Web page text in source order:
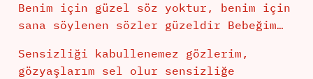
Benim için güzel söz yoktur, benim için
sana söylenen sözler güzeldir Bebeğim…
Sensizliği kabullenemez gözlerim,
gözyaşlarım sel olur sensizliğe